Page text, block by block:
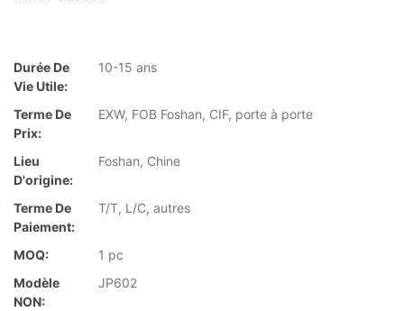
Durée De
Vie Utile:
10-15 ans
Terme De
Prix:
EXW, FOB Foshan, CIF, porte à porte
Lieu
D'origine:
Foshan, Chine
Terme De
Paiement:
T/T, L/C, autres
MOQ:
1 pc
Modèle
NON:
JP602